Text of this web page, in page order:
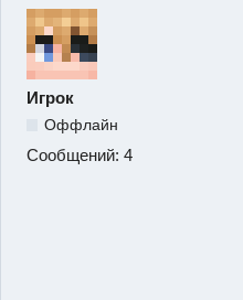
Игрок
Оффлайн
Сообщений: 4